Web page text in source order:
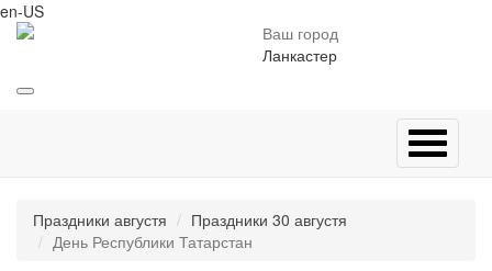
en-US
Ваш город
Ланкастер
Праздники августя
Праздники 30 августя
День Республики Татарстан